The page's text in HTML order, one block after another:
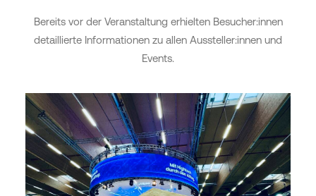
Bereits vor der Veranstaltung erhielten Besucher:innen
detaillierte Informationen zu allen Aussteller:innen und
Events.